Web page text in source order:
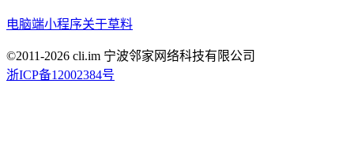
电脑端小程序关于草料
©2011-2026 cli.im 宁波邻家网络科技有限公司
浙ICP备12002384号